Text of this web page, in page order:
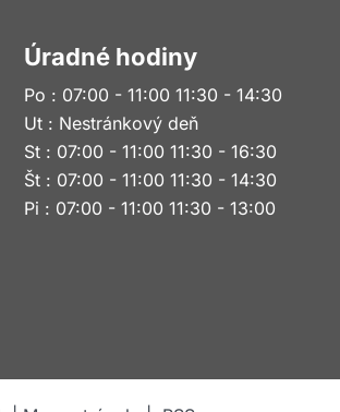
Úradné hodiny
Po : 07:00 - 11:00 11:30 - 14:30
Ut : Nestránkový deň
St : 07:00 - 11:00 11:30 - 16:30
Št : 07:00 - 11:00 11:30 - 14:30
Pi : 07:00 - 11:00 11:30 - 13:00